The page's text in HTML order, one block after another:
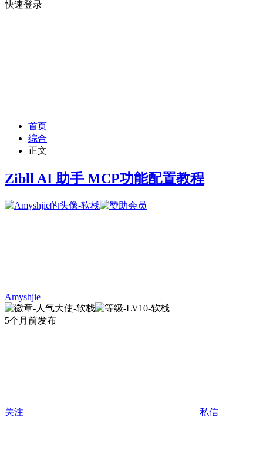
快速登录
首页
综合
正文
Zibll AI 助手 MCP功能配置教程
Amyshjie
5个月前发布
关注 私信